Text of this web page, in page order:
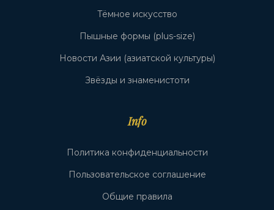
Тёмное искусство
Пышные формы (plus-size)
Новости Азии (азиатской культуры)
Звёзды и знаменистоти
Info
Политика конфиденциальности
Пользовательское соглашение
Общие правила